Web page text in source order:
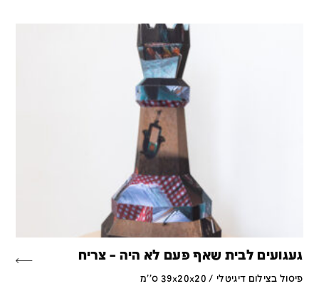
געגועים לבית שאף פעם לא היה – צריח
פיסול בצילום דיגיטלי / 39x20x20 ס''מ